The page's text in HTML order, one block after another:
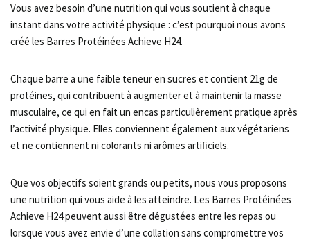
Vous avez besoin d’une nutrition qui vous soutient à chaque
instant dans votre activité physique : c’est pourquoi nous avons
créé les Barres Protéinées Achieve H24.
Chaque barre a une faible teneur en sucres et contient 21g de
protéines, qui contribuent à augmenter et à maintenir la masse
musculaire, ce qui en fait un encas particulièrement pratique après
l’activité physique. Elles conviennent également aux végétariens
et ne contiennent ni colorants ni arômes artiﬁciels.
Que vos objectifs soient grands ou petits, nous vous proposons
une nutrition qui vous aide à les atteindre. Les Barres Protéinées
Achieve H24 peuvent aussi être dégustées entre les repas ou
lorsque vous avez envie d’une collation sans compromettre vos